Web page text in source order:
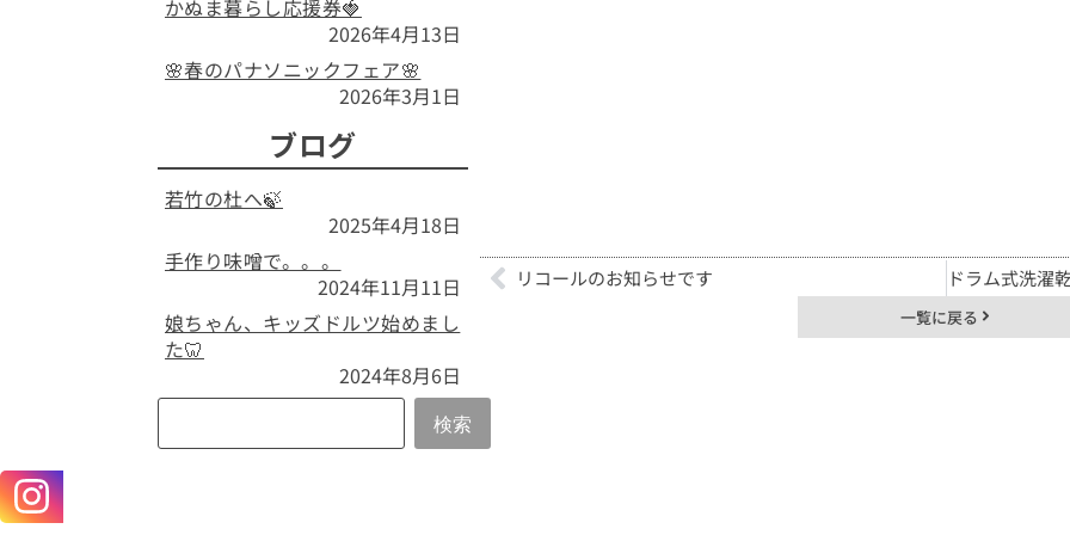
かぬま暮らし応援券🍓
2026年4月13日
🌸春のパナソニックフェア🌸
2026年3月1日
ブログ
若竹の杜へ🍃
2025年4月18日
手作り味噌で。。。
2024年11月11日
娘ちゃん、キッズドルツ始めまし
た🦷
2024年8月6日
検索
リコールのお知らせです
一覧に戻る